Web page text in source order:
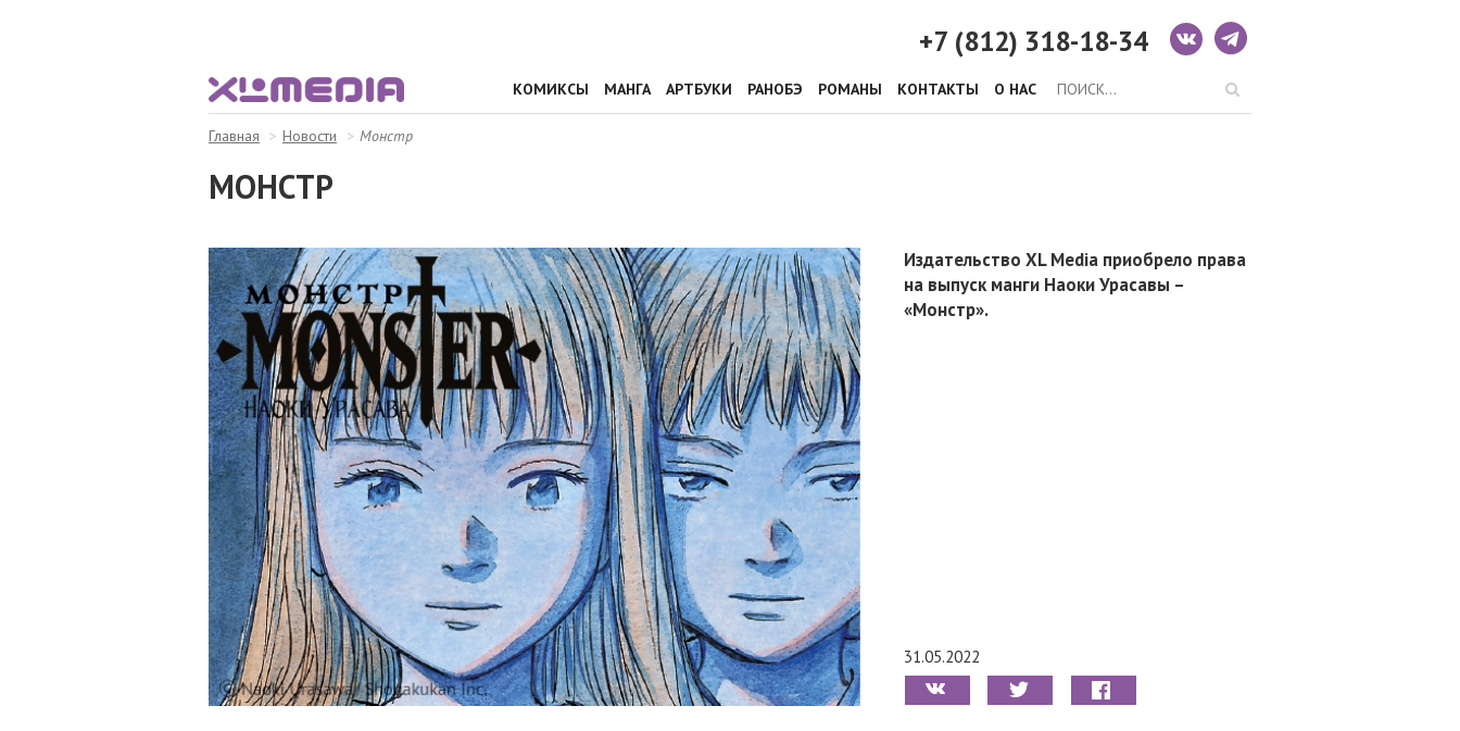
+7 (812) 318-18-34
КОМИКСЫ МАНГА АРТБУКИ РАНОБЭ РОМАНЫ КОНТАКТЫ О НАС
Главная Новости Монстр
МОНСТР
Издательство XL Media приобрело права
на выпуск манги Наоки Урасавы –
«Монстр».
31.05.2022